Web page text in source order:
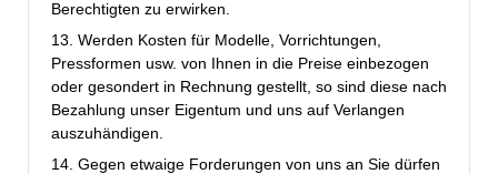
Berechtigten zu erwirken.
13. Werden Kosten für Modelle, Vorrichtungen,
Pressformen usw. von Ihnen in die Preise einbezogen
oder gesondert in Rechnung gestellt, so sind diese nach
Bezahlung unser Eigentum und uns auf Verlangen
auszuhändigen.
14. Gegen etwaige Forderungen von uns an Sie dürfen